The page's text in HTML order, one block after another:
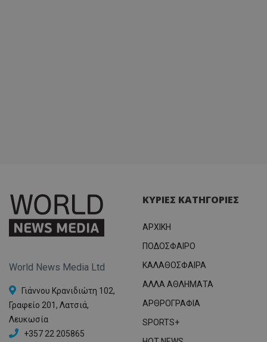
World News Media Ltd
Γιάννου Κρανιδιώτη 102,
Γραφείο 201, Λατσιά,
Λευκωσία
+357 22 205865
ΚΥΡΙΕΣ ΚΑΤΗΓΟΡΙΕΣ
ΑΡΧΙΚΗ
ΠΟΔΟΣΦΑΙΡΟ
ΚΑΛΑΘΟΣΦΑΙΡΑ
ΑΛΛΑ ΑΘΛΗΜΑΤΑ
ΑΡΘΡΟΓΡΑΦΙΑ
SPORTS+